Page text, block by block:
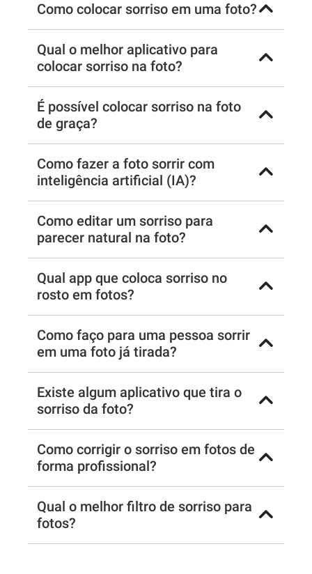
Como colocar sorriso em uma foto?
Qual o melhor aplicativo para
colocar sorriso na foto?
É possível colocar sorriso na foto
de graça?
Como fazer a foto sorrir com
inteligência artificial (IA)?
Como editar um sorriso para
parecer natural na foto?
Qual app que coloca sorriso no
rosto em fotos?
Como faço para uma pessoa sorrir
em uma foto já tirada?
Existe algum aplicativo que tira o
sorriso da foto?
Como corrigir o sorriso em fotos de
forma profissional?
Qual o melhor filtro de sorriso para
fotos?